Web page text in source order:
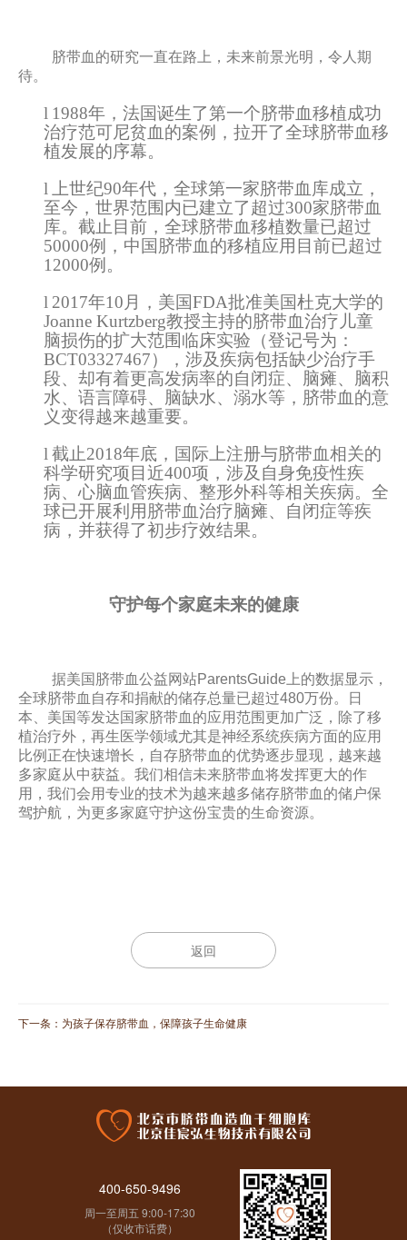
脐带血的研究一直在路上，未来前景光明，令人期
待。
l 1988年，法国诞生了第一个脐带血移植成功
治疗范可尼贫血的案例，拉开了全球脐带血移
植发展的序幕。
l
上世纪90年代，全球第一家脐带血库成立，
至今，世界范围内已建立了超过300家脐带血
库。截止目前，全球脐带血移植数量已超过
50000例，中国脐带血的移植应用目前已超过
12000例。
l 2017年10月，美国FDA批准美国杜克大学的
Joanne Kurtzberg教授主持的脐带血治疗儿童
脑损伤的扩大范围临床实验（登记号为：
BCT03327467），涉及疾病包括缺少治疗手
段、却有着更高发病率的自闭症、脑瘫、脑积
水、语言障碍、脑缺水、溺水等，脐带血的意
义变得越来越重要。
l 截止2018年底，国际上注册与脐带血相关的
科学研究项目近400项，涉及自身免疫性疾
病、心脑血管疾病、整形外科等相关疾病。全
球已开展利用脐带血治疗脑瘫、自闭症等疾
病，并获得了初步疗效结果。
守护每个家庭未来的健康
据美国脐带血公益网站ParentsGuide上的数据显示，
全球脐带血自存和捐献的储存总量已超过480万份。日
本、美国等发达国家脐带血的应用范围更加广泛，除了移
植治疗外，再生医学领域尤其是神经系统疾病方面的应用
比例正在快速增长，自存脐带血的优势逐步显现，越来越
多家庭从中获益。我们相信未来脐带血将发挥更大的作
用，我们会用专业的技术为越来越多储存脐带血的储户保
驾护航，为更多家庭守护这份宝贵的生命资源。
返回
下一条： 为孩子保存脐带血，保障孩子生命健康
400-650-9496
周一至周五 9:00-17:30
（仅收市话费）